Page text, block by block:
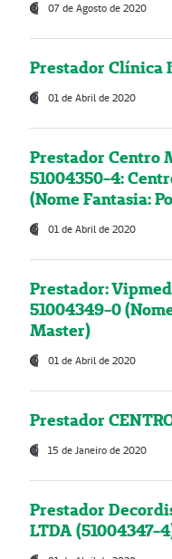
07 de Agosto de 2020
Prestador Clínica
01 de Abril de 2020
Prestador Centro
51004350-4:
(Nome Fantasia:
01 de Abril de 2020
Prestador:
51004349-0
Master)
01 de Abril de 2020
Prestador
15 de Janeiro de 2020
Prestador
LTDA (51004347-